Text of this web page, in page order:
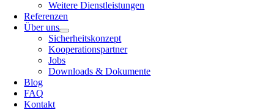
Weitere Dienstleistungen
Referenzen
Über uns
Sicherheitskonzept
Kooperationspartner
Jobs
Downloads & Dokumente
Blog
FAQ
Kontakt